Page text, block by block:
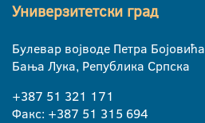
Универзитетски град
Булевар војводе Петра Бојовића
Бања Лука, Република Српска
+387 51 321 171
Факс: +387 51 315 694